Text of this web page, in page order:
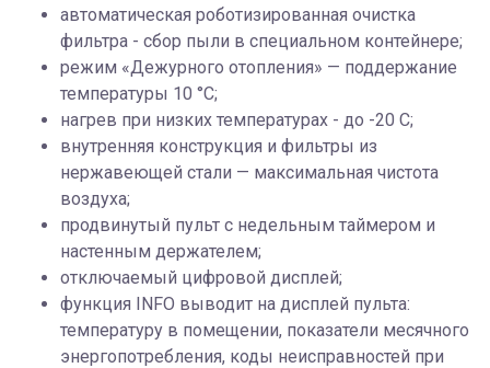
автоматическая роботизированная очистка
фильтра - сбор пыли в специальном контейнере;
режим «Дежурного отопления» — поддержание
температуры 10 °C;
нагрев при низких температурах - до -20 С;
внутренняя конструкция и фильтры из
нержавеющей стали — максимальная чистота
воздуха;
продвинутый пульт с недельным таймером и
настенным держателем;
отключаемый цифровой дисплей;
функция INFO выводит на дисплей пульта:
температуру в помещении, показатели месячного
энергопотребления, коды неисправностей при